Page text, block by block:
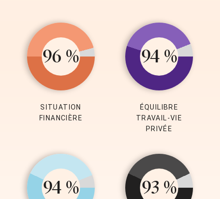
96 %
SITUATION
FINANCIÈRE
94 %
ÉQUILIBRE
TRAVAIL-VIE
PRIVÉE
94 % 93 %